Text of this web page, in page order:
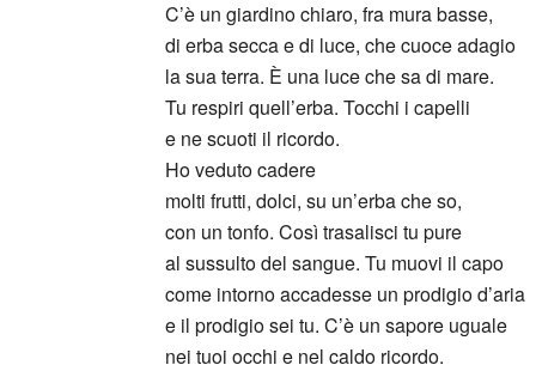
C’è un giardino chiaro, fra mura basse,
di erba secca e di luce, che cuoce adagio
la sua terra. È una luce che sa di mare.
Tu respiri quell’erba. Tocchi i capelli
e ne scuoti il ricordo.
Ho veduto cadere
molti frutti, dolci, su un’erba che so,
con un tonfo. Così trasalisci tu pure
al sussulto del sangue. Tu muovi il capo
come intorno accadesse un prodigio d’aria
e il prodigio sei tu. C’è un sapore uguale
nei tuoi occhi e nel caldo ricordo.